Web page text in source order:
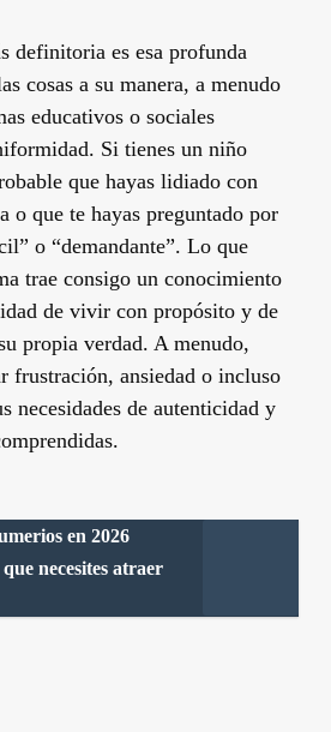
definitoria es esa profunda
cosas a su manera, a menudo
educativos o sociales
Si tienes un niño
que hayas lidiado con
o que te hayas preguntado por
o “demandante”. Lo que
trae consigo un conocimiento
de vivir con propósito y de
propia verdad. A menudo,
frustración, ansiedad o incluso
necesidades de autenticidad y
en 2026
necesites atraer